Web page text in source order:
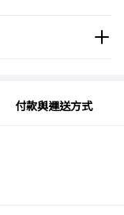
付款與運送方式